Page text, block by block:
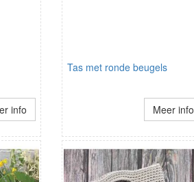
info
Tas met ronde beugels
Meer info